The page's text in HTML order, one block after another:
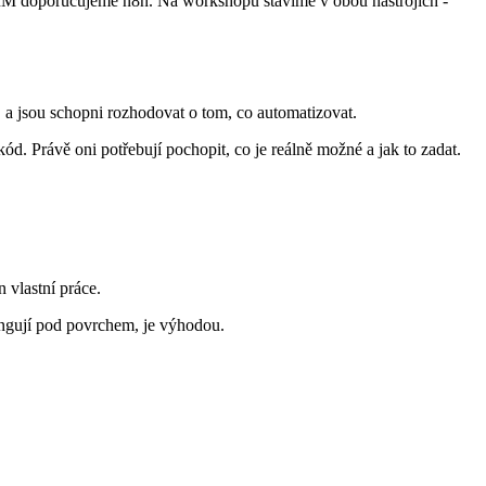
jsou schopni rozhodovat o tom, co automatizovat.
Právě oni potřebují pochopit, co je reálně možné a jak to zadat.
vlastní práce.
pod povrchem, je výhodou.